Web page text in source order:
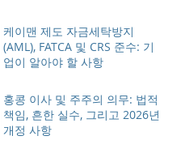
케이맨 제도 자금세탁방지
(AML), FATCA 및 CRS 준수: 기
업이 알아야 할 사항
홍콩 이사 및 주주의 의무: 법적
책임, 흔한 실수, 그리고 2026년
개정 사항